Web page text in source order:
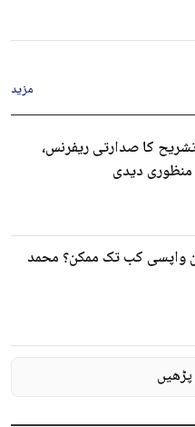
مزید
اے کی تشریح کا صدارتی ریفرنس،
دیدی
واپسی کب تک ممکن؟ محمد